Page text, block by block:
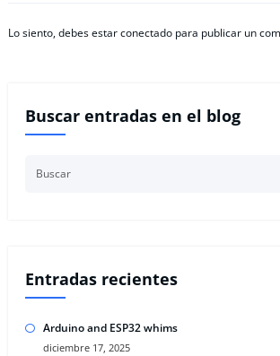
Lo siento, debes estarconectado para publicar un
Buscar entradas en el blog
Entradas recientes
Arduino and ESP32 whims
diciembre 17, 2025